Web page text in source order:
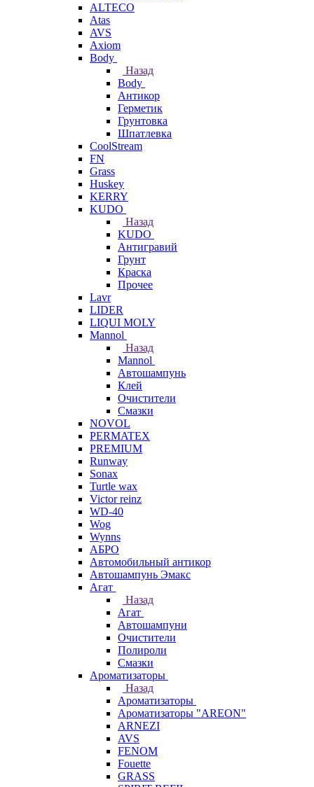
ALTECO
Atas
AVS
Axiom
Body
Назад
Body
Антикор
Герметик
Грунтовка
Шпатлевка
CoolStream
FN
Grass
Huskey
KERRY
KUDO
Назад
KUDO
Антигравий
Грунт
Краска
Прочее
Lavr
LIDER
LIQUI MOLY
Mannol
Назад
Mannol
Автошампунь
Клей
Очистители
Смазки
NOVOL
PERMATEX
PREMIUM
Runway
Sonax
Turtle wax
Victor reinz
WD-40
Wog
Wynns
АБРО
Автомобильный антикор
Автошампунь Эмакс
Агат
Назад
Агат
Автошампуни
Очистители
Полироли
Смазки
Ароматизаторы
Назад
Ароматизаторы
Ароматизаторы "AREON"
ARNEZI
AVS
FENOM
Fouette
GRASS